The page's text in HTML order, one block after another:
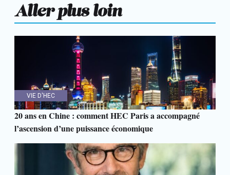
Aller plus loin
VIE D'HEC
20 ans en Chine : comment HEC Paris a accompagné
l’ascension d’une puissance économique